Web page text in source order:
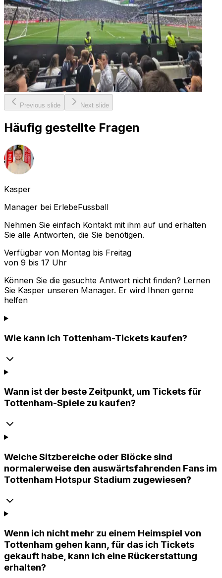
Previous slide Next slide
Häufig gestellte Fragen
Kasper
Manager bei ErlebeFussball
Nehmen Sie einfach Kontakt mit ihm auf und erhalten
Sie alle Antworten, die Sie benötigen.
Verfügbar von Montag bis Freitag
von 9 bis 17 Uhr
Können Sie die gesuchte Antwort nicht finden? Lernen
Sie Kasper unseren Manager. Er wird Ihnen gerne
helfen
Wie kann ich Tottenham-Tickets kaufen?
Wann ist der beste Zeitpunkt, um Tickets für
Tottenham-Spiele zu kaufen?
Welche Sitzbereiche oder Blöcke sind
normalerweise den auswärtsfahrenden Fans im
Tottenham Hotspur Stadium zugewiesen?
Wenn ich nicht mehr zu einem Heimspiel von
Tottenham gehen kann, für das ich Tickets
gekauft habe, kann ich eine Rückerstattung
erhalten?